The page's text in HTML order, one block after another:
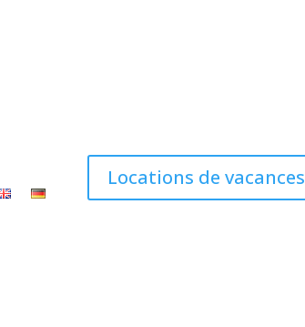
Locations de vacances